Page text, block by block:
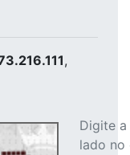
,
Digite
lado no